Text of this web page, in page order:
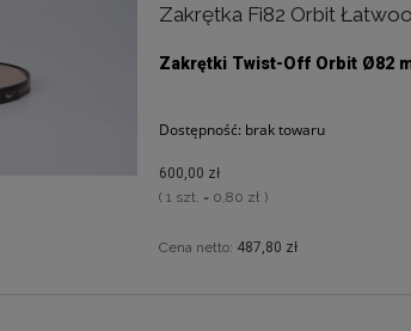
Zakrętka Fi82 Orbit
Zakrętki Twist-Off Orbit Ø82
Dostępność: brak towaru
600,00 zł
( 1 szt. = 0,80 zł )
Cena netto: 487,80 zł